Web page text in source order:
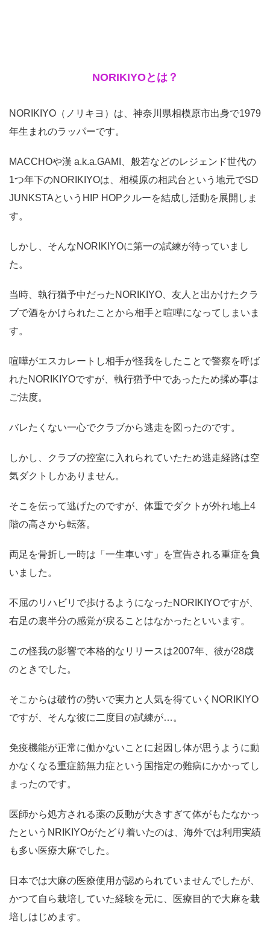
NORIKIYOとは？
NORIKIYO（ノリキヨ）は、神奈川県相模原市出身で1979
年生まれのラッパーです。
MACCHOや漢 a.k.a.GAMI、般若などのレジェンド世代の
1つ年下のNORIKIYOは、相模原の相武台という地元でSD
JUNKSTAというHIP HOPクルーを結成し活動を展開しま
す。
しかし、そんなNORIKIYOに第一の試練が待っていまし
た。
当時、執行猶予中だったNORIKIYO、友人と出かけたクラ
ブで酒をかけられたことから相手と喧嘩になってしまいま
す。
喧嘩がエスカレートし相手が怪我をしたことで警察を呼ば
れたNORIKIYOですが、執行猶予中であったため揉め事は
ご法度。
バレたくない一心でクラブから逃走を図ったのです。
しかし、クラブの控室に入れられていたため逃走経路は空
気ダクトしかありません。
そこを伝って逃げたのですが、体重でダクトが外れ地上4
階の高さから転落。
両足を骨折し一時は「一生車いす」を宣告される重症を負
いました。
不屈のリハビリで歩けるようになったNORIKIYOですが、
右足の裏半分の感覚が戻ることはなかったといいます。
この怪我の影響で本格的なリリースは2007年、彼が28歳
のときでした。
そこからは破竹の勢いで実力と人気を得ていくNORIKIYO
ですが、そんな彼に二度目の試練が…。
免疫機能が正常に働かないことに起因し体が思うように動
かなくなる重症筋無力症という国指定の難病にかかってし
まったのです。
医師から処方される薬の反動が大きすぎて体がもたなかっ
たというNRIKIYOがたどり着いたのは、海外では利用実績
も多い医療大麻でした。
日本では大麻の医療使用が認められていませんでしたが、
かつて自ら栽培していた経験を元に、医療目的で大麻を栽
培しはじめます。